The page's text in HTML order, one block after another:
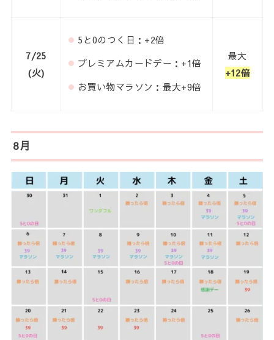
7/25
(火)
5と0のつく日：+2倍
プレミアムカードデー：+1倍
お買い物マラソン：最大+9倍
最大
+12倍
8月